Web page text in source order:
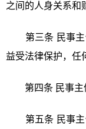
之间的人身关系和
第三条 民事主
益受法律保护，任
第四条 民事主体
第五条 民事主